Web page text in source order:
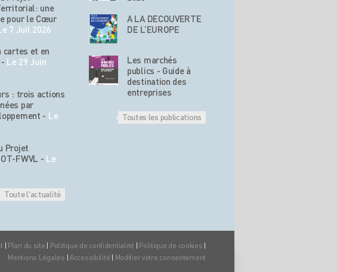
une
pour le Cœur
7 Juil 2026
cartes et en
- Le 29 Juin
: trois actions
par
- Le
Projet
FWVL - Le
Toute l'actualité
A LA DECOUVERTE
DE L’EUROPE
Les marchés
publics - Guide à
destination des
entreprises
Toutes les publications
| Plan du site | Politique de confidentialité | Politique de cookies |
Mentions Légales | Accessibilité | Modifier votre consentement